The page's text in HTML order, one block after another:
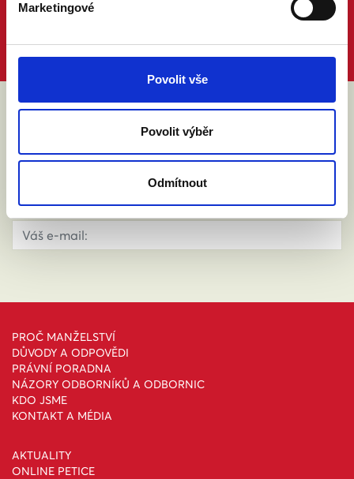
Marketingové
Povolit vše
Povolit výběr
Odmítnout
ABY VÁM O MANŽELSTVÍ NIC
NEUNIKLO
PROČ MANŽELSTVÍ
DŮVODY A ODPOVĚDI
PRÁVNÍ PORADNA
NÁZORY ODBORNÍKŮ A ODBORNIC
KDO JSME
KONTAKT A MÉDIA
AKTUALITY
ONLINE PETICE